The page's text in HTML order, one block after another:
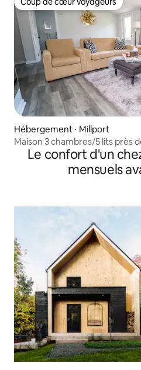
Coup de cœur voyageurs
Hébergement ⋅ Millport
Maison 3 chambres/5 lits près
TrailLe confort d'un
mensuels